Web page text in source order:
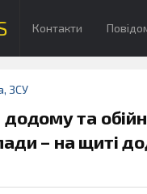
Контакти
, ЗСУ
додому та
– на щиті